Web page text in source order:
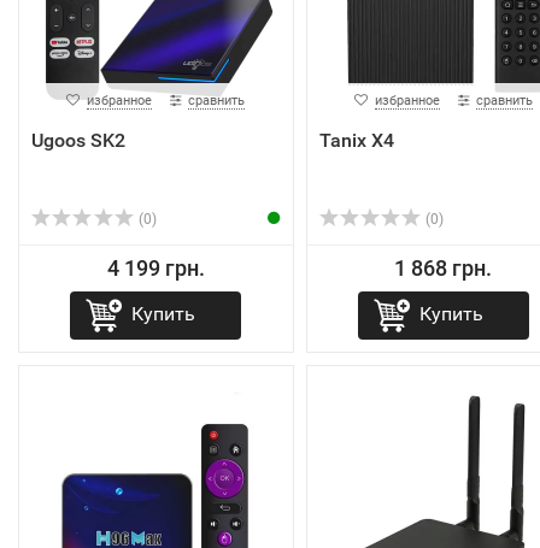
избранное сравнить
Ugoos SK2
(0)
4 199 грн.
Купить
избранное сравнить
Tanix X4
(0)
1 868 грн.
Купить